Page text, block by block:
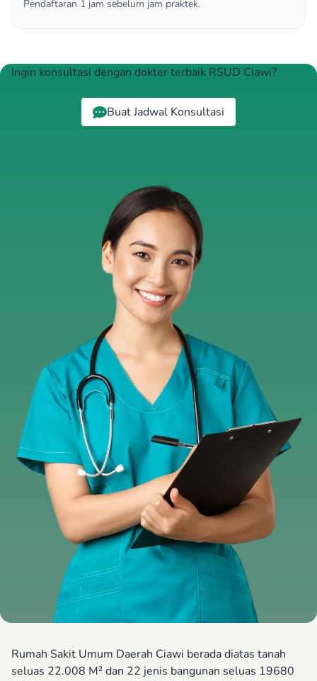
Pendaftaran 1 jam sebelum jam praktek.
Ingin konsultasi dengan dokter terbaik RSUD Ciawi?
Buat Jadwal Konsultasi
Rumah Sakit Umum Daerah Ciawi berada diatas tanah
seluas 22.008 M² dan 22 jenis bangunan seluas 19680